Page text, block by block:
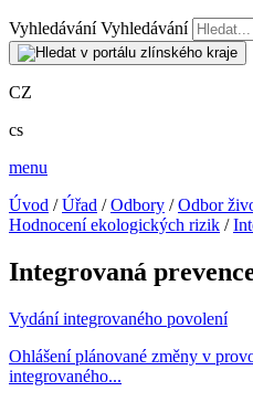
Vyhledávání Vyhledávání
CZ
cs
menu
Úvod /Úřad /Odbory /Odbor
Hodnocení ekologických rizik /
Integrovaná
Vydání integrovaného povolení
Ohlášení plánované změny v
integrovaného...